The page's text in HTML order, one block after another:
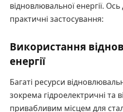
відновлювальної енергії. Ось
практичні застосування:
Використання
енергії
Багаті ресурси
зокрема гідроелектричні та
привабливим місцем для